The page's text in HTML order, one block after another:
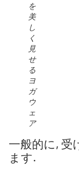
を
美
し
く
見
せ
る
ヨ
ガ
ウ
ェ
ア
一般的に, 受
ます.